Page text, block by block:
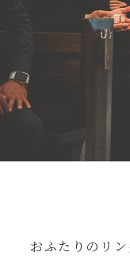
おふたりのリ